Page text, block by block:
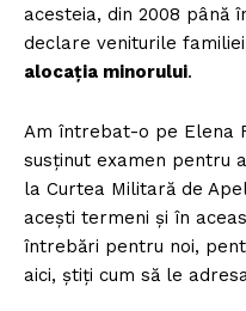
acesteia, din 2008 până
declare veniturile
alocația minorului.
Am întrebat-o pe Elena
susținut examen pentru
la Curtea Militară de
acești termeni și în
întrebări pentru noi,
aici, știți cum să le